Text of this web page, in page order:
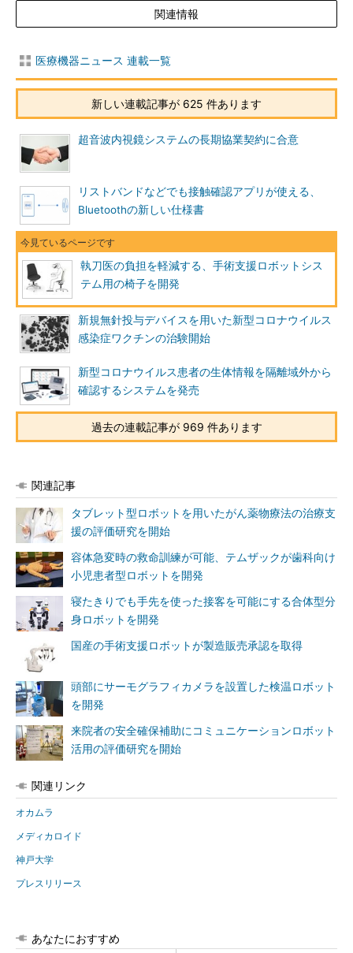
関連情報
医療機器ニュース 連載一覧
新しい連載記事が 625 件あります
超音波内視鏡システムの長期協業契約に合意
リストバンドなどでも接触確認アプリが使える、
Bluetoothの新しい仕様書
執刀医の負担を軽減する、手術支援ロボットシス
テム用の椅子を開発
新規無針投与デバイスを用いた新型コロナウイルス
感染症ワクチンの治験開始
新型コロナウイルス患者の生体情報を隔離域外から
確認するシステムを発売
過去の連載記事が 969 件あります
関連記事
タブレット型ロボットを用いたがん薬物療法の治療支
援の評価研究を開始
容体急変時の救命訓練が可能、テムザックが歯科向け
小児患者型ロボットを開発
寝たきりでも手先を使った接客を可能にする合体型分
身ロボットを開発
国産の手術支援ロボットが製造販売承認を取得
頭部にサーモグラフィカメラを設置した検温ロボット
を開発
来院者の安全確保補助にコミュニケーションロボット
活用の評価研究を開始
関連リンク
オカムラ
メディカロイド
神戸大学
プレスリリース
あなたにおすすめ